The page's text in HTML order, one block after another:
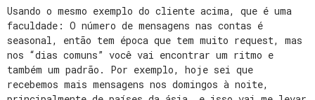
Usando o mesmo exemplo do cliente acima, que é uma
faculdade: O número de mensagens nas contas é
seasonal, então tem época que tem muito request, mas
nos “dias comuns” você vai encontrar um ritmo e
também um padrão. Por exemplo, hoje sei que
recebemos mais mensagens nos domingos à noite,